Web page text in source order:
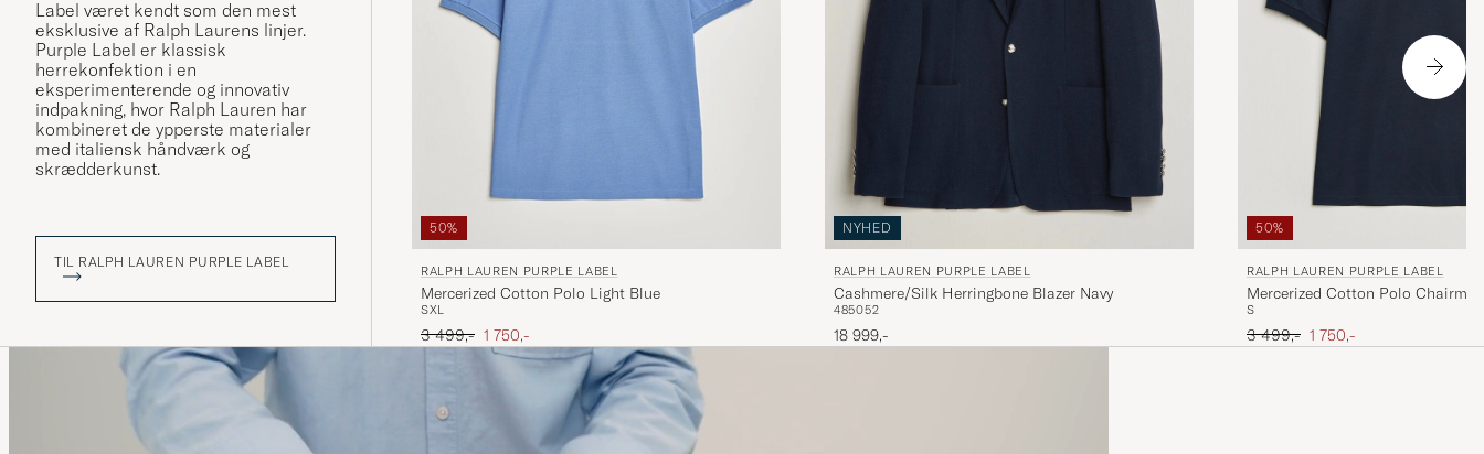
Label været kendt som den mest
eksklusive af Ralph Laurens linjer.
Purple Label er klassisk
herrekonfektion i en
eksperimenterende og innovativ
indpakning, hvor Ralph Lauren har
kombineret de ypperste materialer
med italiensk håndværk og
skrædderkunst.
TIL RALPH LAUREN PURPLE LABEL
50%
RALPH LAUREN PURPLE LABEL
Mercerized Cotton Polo Light Blue
SXL
Ordinary pris
3 499,- Nedsat pris
1 750,-
NYHED
RALPH LAUREN PURPLE LABEL
Cashmere/Silk Herringbone Blazer Navy
485052
18 999,-
50%
RALPH LAUREN PURPLE LABEL
Mercerized Cotton Polo
S
Ordinary pris
3 499,- Nedsat pris
1 750,-